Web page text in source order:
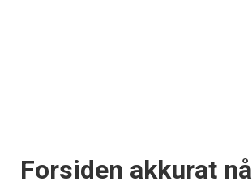
Forsiden akkurat nå